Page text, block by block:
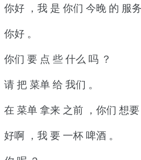
你好 ，我 是 你们 今晚 的 服务
你好 。
你们 要 点 些 什么 吗 ？
请 把 菜单 给 我们 。
在 菜单 拿来 之前 ，你们 想
好啊 ，我 要 一杯 啤酒 。